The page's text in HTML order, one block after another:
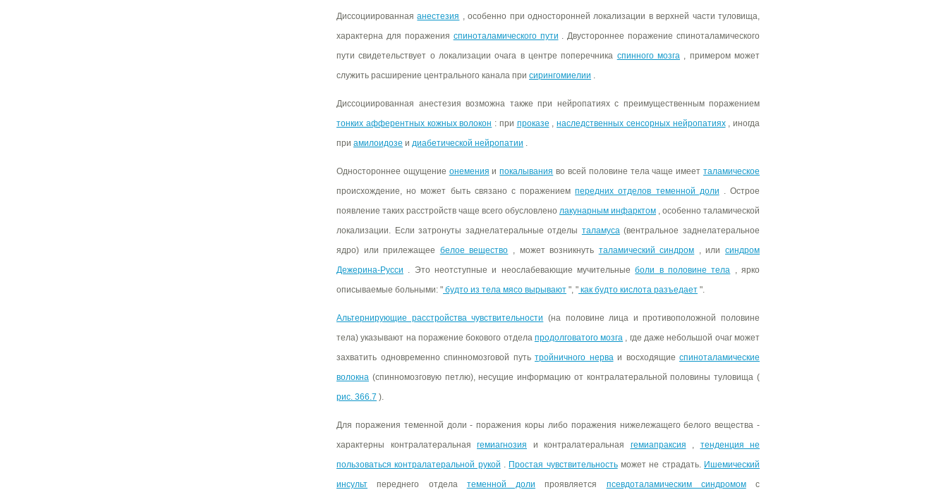
Диссоциированнаяанестезия , особенно при односторонней локализации в верхней части туловища,
характерна для поражения спиноталамического пути . Двустороннее поражение спиноталамического
пути свидетельствует о локализации очага в центре поперечника спинного мозга , примером может
служить расширение центрального канала при сирингомиелии .
Диссоциированная анестезия возможна также при нейропатиях с преимущественным поражением
тонких афферентных кожных волокон : при проказе , наследственных сенсорных нейропатиях, иногда
при амилоидозе и диабетической нейропатии .
Одностороннее ощущение онемения ипокалывания во всей половине тела чаще имеетталамическое
происхождение, но может быть связано с поражениемпередних отделов теменной доли . Острое
появление таких расстройств чаще всего обусловлено лакунарным инфарктом , особенно таламической
локализации. Если затронуты заднелатеральные отделы таламуса(вентральное заднелатеральное
ядро) или прилежащее белое вещество , может возникнуть таламический синдром , илисиндром
Дежерина-Русси . Это неотступные и неослабевающие мучительныеболи в половине тела , ярко
описываемые больными: " будто из тела мясо вырывают ", " как будто кислота разъедает ".
Альтернирующие расстройства чувствительности (на половине лица и противоположной половине
тела) указывают на поражение бокового отдела продолговатого мозга , где даже небольшой очаг может
захватить одновременно спинномозговой путь тройничного нерваи восходящие спиноталамические
волокна (спинномозговую петлю), несущие информацию от контралатеральной половины туловища (
рис. 366.7 ).
Для поражения теменной доли - поражения коры либо поражения нижележащего белого вещества -
характерны контралатеральная гемиагнозия и контралатеральная гемиапраксия , тенденция не
пользоваться контралатеральной рукой . Простая чувствительностьможет не страдать. Ишемический
инсульт переднего отдела теменной доли проявляется псевдоталамическим синдромомс